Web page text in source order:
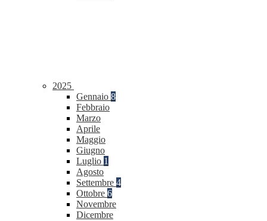
2025
Gennaio 8
Febbraio
Marzo
Aprile
Maggio
Giugno
Luglio 1
Agosto
Settembre 4
Ottobre 6
Novembre
Dicembre